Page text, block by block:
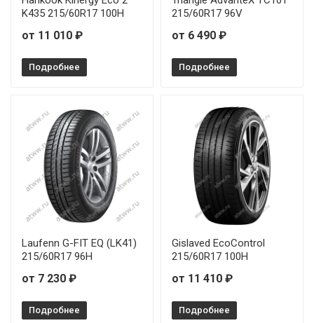
Arivo Premio Comfort 6 195/55R15 85V
Arivo Premio Comfort 6 205/60R16 96V
K435 215/60R17 100H
от 11 010 ₽
Подробнее
215/60R17 96V
от 6 490 ₽
Подробнее
Laufenn G-FIT EQ (LK41)
215/60R17 96H
от 7 230 ₽
Подробнее
Gislaved EcoControl
215/60R17 100H
от 11 410 ₽
Подробнее